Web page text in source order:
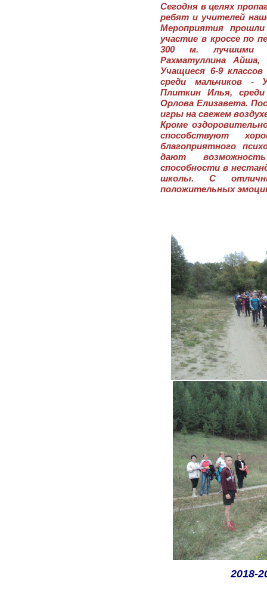
Сегодня в целях
ребят и учителей
Мероприятия
участие в кроссе по
300 м. лучшими
Рахматуллина
Учащиеся 6-9
среди мальчиков -
Плиткин Илья,
Орлова Елизавета.
игры на свежем
Кроме
способствуют
благоприятного
дают
способности в
школы. С
положительных
2018-